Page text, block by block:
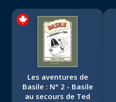
Les aventures de
Basile : N° 2 - Basile
au secours de Ted